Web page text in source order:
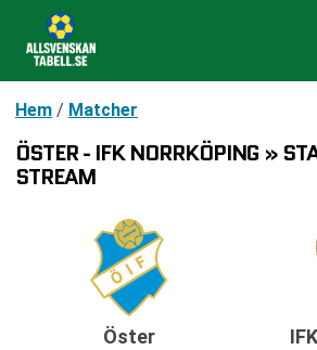
Hem / Matcher
ÖSTER - IFK NORRKÖPING »
STREAM
Öster